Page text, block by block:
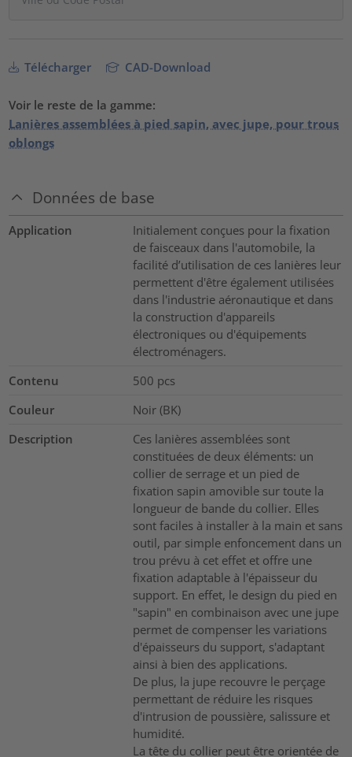
Télécharger CAD-Download
Voir le reste de la gamme:
Lanières assemblées à pied sapin, avec jupe, pour trous
oblongs
Données de base
Application
Initialement conçues pour la fixation
de faisceaux dans l'automobile, la
facilité d’utilisation de ces lanières leur
permettent d'être également utilisées
dans l'industrie aéronautique et dans
la construction d'appareils
électroniques ou d'équipements
électroménagers.
Contenu
500 pcs
Couleur
Noir (BK)
Description
Ces lanières assemblées sont
constituées de deux éléments: un
collier de serrage et un pied de
fixation sapin amovible sur toute la
longueur de bande du collier. Elles
sont faciles à installer à la main et sans
outil, par simple enfoncement dans un
trou prévu à cet effet et offre une
fixation adaptable à l'épaisseur du
support. En effet, le design du pied en
"sapin" en combinaison avec une jupe
permet de compenser les variations
d'épaisseurs du support, s'adaptant
ainsi à bien des applications.
De plus, la jupe recouvre le perçage
permettant de réduire les risques
d'intrusion de poussière, salissure et
humidité.
La tête du collier peut être orientée de